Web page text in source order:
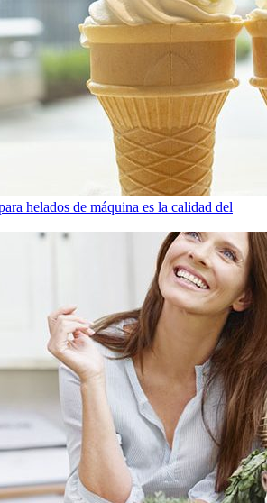
helados de máquina es la calidad del